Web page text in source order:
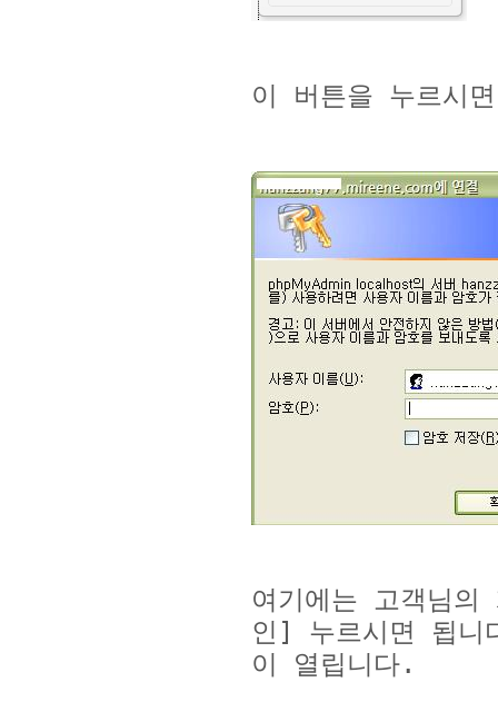
이 버튼을 누르시
여기에는 고객님
인 ] 누르시면 됩니
이 열립니다.